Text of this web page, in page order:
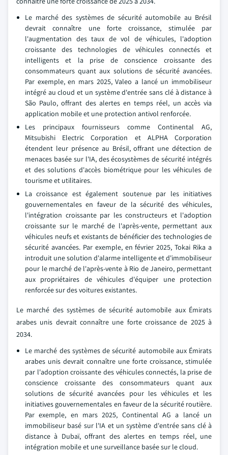
Le marché des systèmes de sécurité automobile au Brésil
devrait connaître une forte croissance, stimulée par
l'augmentation des taux de vol de véhicules, l'adoption
croissante des technologies de véhicules connectés et
intelligents et la prise de conscience croissante des
consommateurs quant aux solutions de sécurité avancées.
Par exemple, en mars 2025, Valeo a lancé un immobiliseur
intégré au cloud et un système d'entrée sans clé à distance à
São Paulo, offrant des alertes en temps réel, un accès via
application mobile et une protection antivol renforcée.
Les principaux fournisseurs comme Continental AG,
Mitsubishi Electric Corporation et ALPHA Corporation
étendent leur présence au Brésil, offrant une détection de
menaces basée sur l'IA, des écosystèmes de sécurité intégrés
et des solutions d'accès biométrique pour les véhicules de
tourisme et utilitaires.
La croissance est également soutenue par les initiatives
gouvernementales en faveur de la sécurité des véhicules,
l'intégration croissante par les constructeurs et l'adoption
croissante sur le marché de l'après-vente, permettant aux
véhicules neufs et existants de bénéficier des technologies de
sécurité avancées. Par exemple, en février 2025, Tokai Rika a
introduit une solution d'alarme intelligente et d'immobiliseur
pour le marché de l'après-vente à Rio de Janeiro, permettant
aux propriétaires de véhicules d'équiper une protection
renforcée sur des voitures existantes.
Le marché des systèmes de sécurité automobile aux Émirats
arabes unis devrait connaître une forte croissance de 2025 à
2034.
Le marché des systèmes de sécurité automobile aux Émirats
arabes unis devrait connaître une forte croissance, stimulée
par l'adoption croissante des véhicules connectés, la prise de
conscience croissante des consommateurs quant aux
solutions de sécurité avancées pour les véhicules et les
initiatives gouvernementales en faveur de la sécurité routière.
Par exemple, en mars 2025, Continental AG a lancé un
immobiliseur basé sur l'IA et un système d'entrée sans clé à
distance à Dubaï, offrant des alertes en temps réel, une
intégration mobile et une surveillance basée sur le cloud.